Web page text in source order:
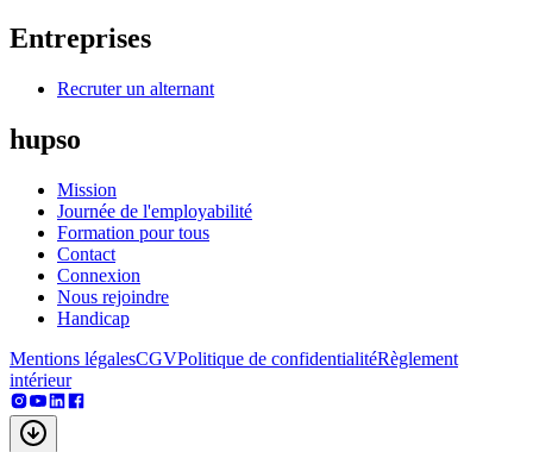
Entreprises
Recruter un alternant
hupso
Mission
Journée de l'employabilité
Formation pour tous
Contact
Connexion
Nous rejoindre
Handicap
Mentions légalesCGVPolitique de confidentialitéRèglement
intérieur